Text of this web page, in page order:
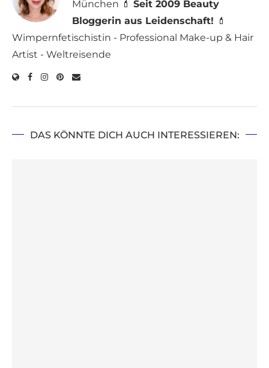
München 💄 Seit 2009 Beauty
Bloggerin aus Leidenschaft! 💄
Wimpernfetischistin - Professional Make-up & Hair
Artist - Weltreisende
DAS KÖNNTE DICH AUCH INTERESSIEREN: